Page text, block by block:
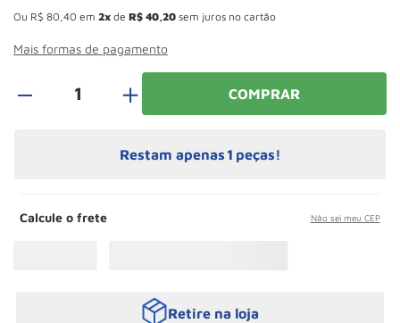
Ou R$ 80 40 em 2 de R$ 40 20 sem juros no cartão
Mais formas de pagamento
＋ COMPRAR
Restam apenas 1 peças!
Calcule o frete Não sei meu CEP
Retire na loja
10º Paleteira